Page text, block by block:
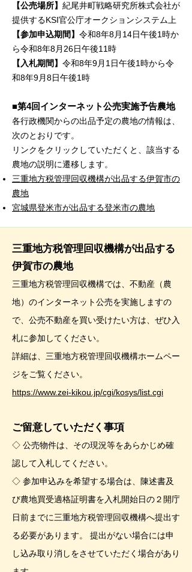
【公売場所】 紀尾井町戦略研究所株式会社が
提供するKSI官公庁オークションシステム上
【参加申込期間】 令和8年8月14日午後1時か
ら令和8年8月26日午後11時
【入札期間】 令和8年9月1日午後1時から令
和8年9月8日午後1時
■第4回インターネット公売実施予告農地
各行政機関からの出品予定の農地の情報は、
次のとおりです。​
リンクをクリックしていただくと、該当する
農地の説明に遷移します。​
三重地方税管理回収機構が出品する伊賀市の
農地
宮城県登米市が出品する登米市の農地
三重地方税管理回収機構が出品する
伊賀市の農地
三重地方税管理回収機構では、不動産（農
地）のインターネット公売を実施しますの
で、公売不動産を買い受けたい方は、ぜひ入
札に参加してください。
詳細は、三重地方税管理回収機構ホームペー
ジをご覧ください。
https://www.zei-kikou.jp/cgi/kosys/list.cgi
ご留意していただく事項
◇ 公売物件は、その現況等をあらかじめ確
認して入札してください。
◇ 参加申込みを希望する場合は、陳述書及
び農地買受適格証明書を入札開始日の２開庁
日前までに三重地方税管理回収機構へ提出す
る必要があります。 提出がない場合には申
し込み取り消しをさせていただく場合があり